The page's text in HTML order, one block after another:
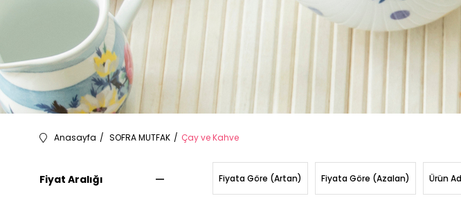
Anasayfa SOFRA MUTFAK Çay ve Kahve
Fiyat Aralığı Fiyata Göre (Artan) Fiyata Göre (Azalan) Ürün